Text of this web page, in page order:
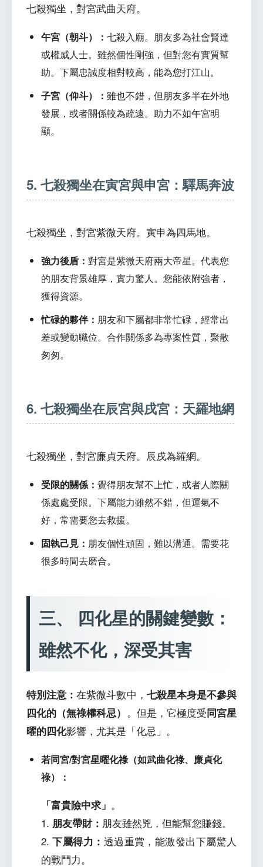
七殺獨坐，對宮武曲天府。
午宮（朝斗）： 七殺入廟。朋友多為社會賢達
或權威人士。雖然個性剛強，但對您有實質幫
助。下屬忠誠度相對較高，能為您打江山。
子宮（仰斗）： 雖也不錯，但朋友多半在外地
發展，或者關係較為疏遠。助力不如午宮明
顯。
5. 七殺獨坐在寅宮與申宮：驛馬奔波
七殺獨坐，對宮紫微天府。寅申為四馬地。
強力後盾： 對宮是紫微天府兩大帝星。代表您
的朋友背景雄厚，實力驚人。您能依附強者，
獲得資源。
忙碌的夥伴： 朋友和下屬都非常忙碌，經常出
差或變動職位。合作關係多為專案性質，聚散
匆匆。
6. 七殺獨坐在辰宮與戌宮：天羅地網
七殺獨坐，對宮廉貞天府。辰戌為羅網。
受限的關係： 覺得朋友幫不上忙，或者人際關
係處處受限。下屬能力雖然不錯，但運氣不
好，常需要您去救援。
固執己見： 朋友個性頑固，難以溝通。需要花
很多時間去磨合。
三、 四化星的關鍵變數：
雖然不化，深受其害
特別注意：在紫微斗數中， 七殺星本身是不參與
四化的（無祿權科忌） 。但是，它極度受同宮星
曜的四化影響，尤其是「化忌」。
若同宮/對宮星曜化祿（如武曲化祿、廉貞化
祿）：
「富貴險中求」 。
1. 朋友帶財： 朋友雖然兇，但能幫您賺錢。
2.下屬得力： 透過重賞，能激發出下屬驚人
的戰鬥力。